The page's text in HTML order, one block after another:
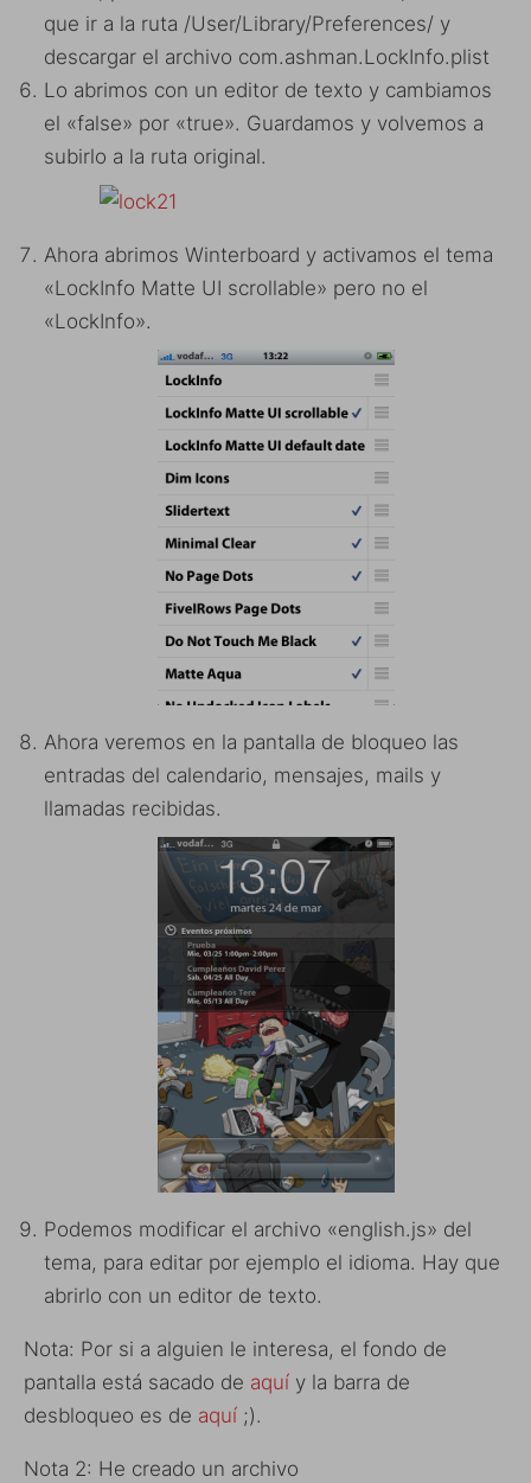
que ir a la ruta /User/Library/Preferences/ y
descargar el archivo com.ashman.LockInfo.plist
Lo abrimos con un editor de texto y cambiamos
el «false» por «true». Guardamos y volvemos a
subirlo a la ruta original.
Ahora abrimos Winterboard y activamos el tema
«LockInfo Matte UI scrollable» pero no el
«LockInfo».
Ahora veremos en la pantalla de bloqueo las
entradas del calendario, mensajes, mails y
llamadas recibidas.
Podemos modificar el archivo «english.js» del
tema, para editar por ejemplo el idioma. Hay que
abrirlo con un editor de texto.
Nota: Por si a alguien le interesa, el fondo de
pantalla está sacado de aquí y la barra de
desbloqueo es de aquí ;).
Nota 2: He creado un archivo